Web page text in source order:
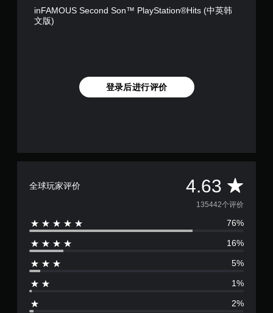
inFAMOUS Second Son™ PlayStation®Hits (中英韩
文版)
登录后进行评价
全球玩家评价 4.63 平
均
评
价
135442个评价
76%
16%
5%
1%
2%